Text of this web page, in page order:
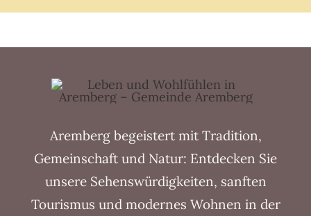
Aremberg begeistert mit Tradition,
Gemeinschaft und Natur: Entdecken Sie
unsere Sehenswürdigkeiten, sanften
Tourismus und modernes Wohnen in der